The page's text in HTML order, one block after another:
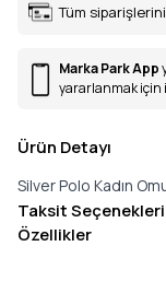
Tüm
Marka Park App
yararlanmak için
Ürün Detayı
Silver Polo Kadın
Taksit Seçenekleri
Özellikler